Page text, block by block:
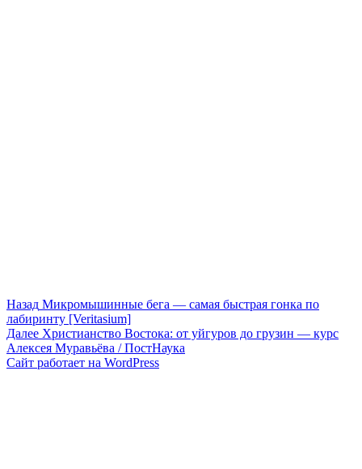
Навигация
по
записям
Назад Предыдущая
запись:
Микромышинные бега — самая быстрая гонка по
лабиринту [Veritasium]
Далее Следующая
запись:
Христианство Востока: от уйгуров до грузин — курс
Алексея Муравьёва / ПостНаука
Сайт работает на WordPress